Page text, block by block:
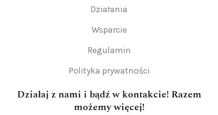
Działania
Wsparcie
Regulamin
Polityka prywatności
Działaj z nami i bądź w kontakcie! Razem
możemy więcej!